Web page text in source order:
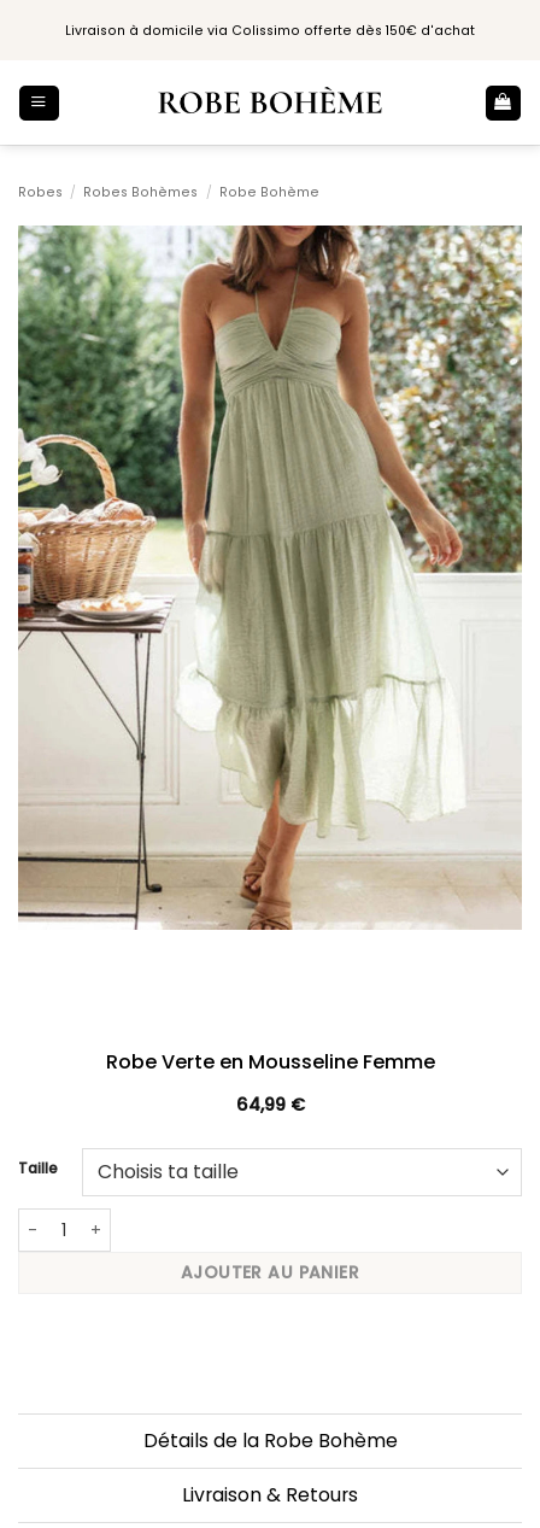
Livraison à domicile via Colissimo offerte dès 150€ d'achat
Robes / Robes Bohèmes / Robe Bohème
Robe Verte en Mousseline Femme
64,99 €
Taille
quantité de Robe Verte en Mousseline Femme
AJOUTER AU PANIER
Détails de la Robe Bohème
Livraison & Retours